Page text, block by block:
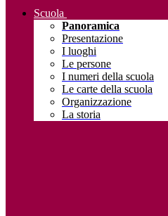
Scuola
Panoramica
Presentazione
I luoghi
Le persone
I numeri della scuola
Le carte della scuola
Organizzazione
La storia